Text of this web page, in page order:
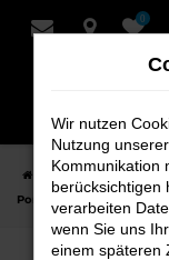
Zum
0
Startseite
Porsche 911
Wir nutzen
Nutzung
Kommunikation
berücksichtigen
verarbeiten
wenn Sie uns
einem späteren